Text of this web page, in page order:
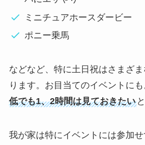
ミニチュアホースダービー
ポニー乗馬
などなど、特に土日祝はさまざ
ります。お目当てのイベントにも
低でも1、2時間は見ておきたい
我が家は特にイベントには参加